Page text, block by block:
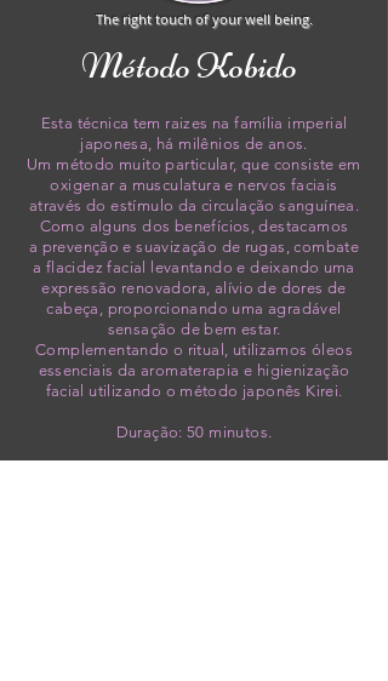
The right touch of your well being.
Método Kobido
Esta técnica tem raizes na família imperial
japonesa, há milênios de anos.
Um método muito particular, que consiste em
oxigenar a musculatura e nervos faciais
através do estímulo da circulação sanguínea.
Como alguns dos benefícios, destacamos
a prevenção e suavização de rugas, combate
a flacidez facial levantando e deixando uma
expressão renovadora, alívio de dores de
cabeça, proporcionando uma agradável
sensação de bem estar.
Complementando o ritual, utilizamos óleos
essenciais da aromaterapia e higienização
facial utilizando o método japonês Kirei.
Duração: 50 minutos.